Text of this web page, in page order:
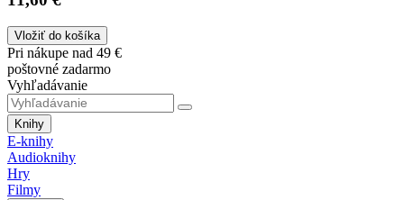
Vložiť do košíka
Pri nákupe nad 49 €
poštovné zadarmo
Vyhľadávanie
Knihy
E-knihy
Audioknihy
Hry
Filmy